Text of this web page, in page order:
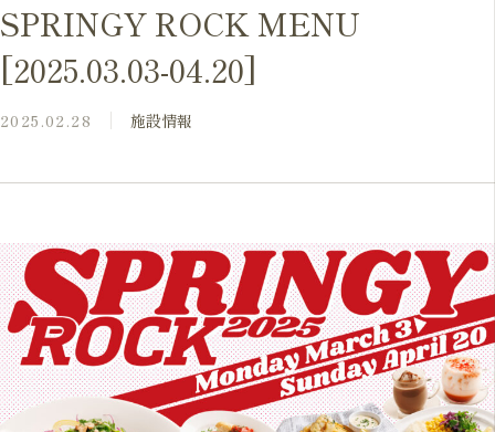
SPRINGY ROCK MENU
[2025.03.03-04.20]
2025.02.28 施設情報